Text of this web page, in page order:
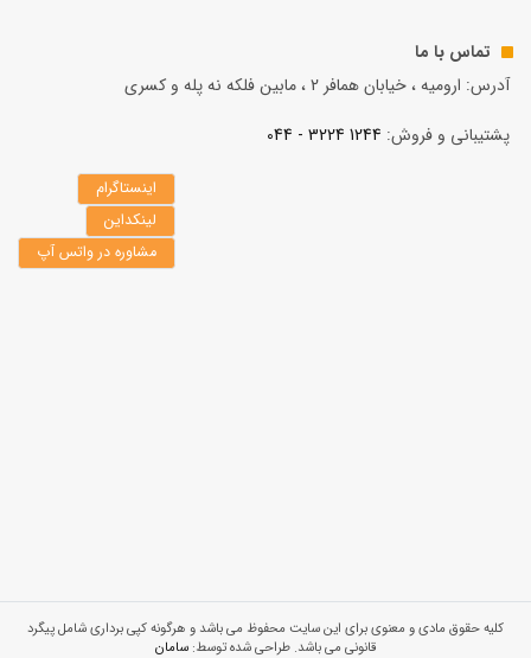
تماس با ما
آدرس: ارومیه ، خیابان همافر 2 ، مابين فلكه نه پله و کسری
پشتیبانی و فروش: 1244 3224 - 044
اینستاگرام
لینکداین
مشاوره در واتس آپ
کلیه حقوق مادی و معنوی برای این سایت محفوظ می باشد و هرگونه کپی برداری شامل پیگرد
قانونی می باشد. طراحی شده توسط:سامان